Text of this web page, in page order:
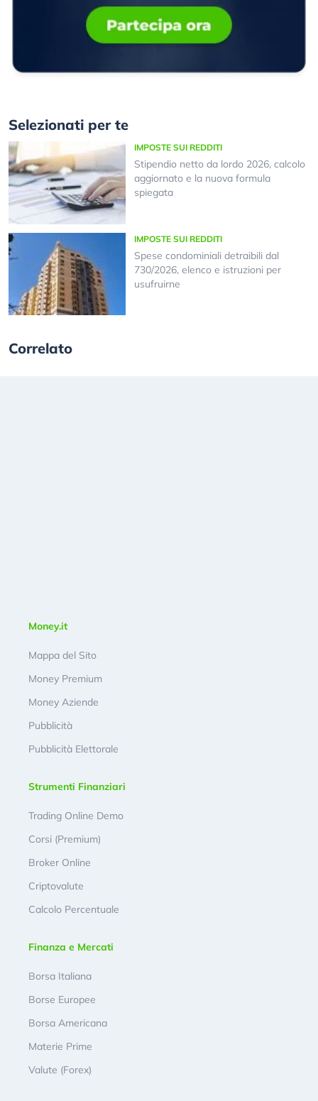
Selezionati per te
IMPOSTE SUI REDDITI
Stipendio netto da lordo 2026, calcolo
aggiornato e la nuova formula
spiegata
IMPOSTE SUI REDDITI
Spese condominiali detraibili dal
730/2026, elenco e istruzioni per
usufruirne
Correlato
Money.it
Mappa del Sito
Money Premium
Money Aziende
Pubblicità
Pubblicità Elettorale
Strumenti Finanziari
Trading Online Demo
Corsi (Premium)
Broker Online
Criptovalute
Calcolo Percentuale
Finanza e Mercati
Borsa Italiana
Borse Europee
Borsa Americana
Materie Prime
Valute (Forex)